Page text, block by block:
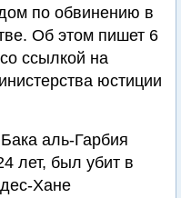
по обвинению в
Об этом пишет 6
со ссылкой на
юстиции
аль-Гарбия
лет, был убит в
Хане